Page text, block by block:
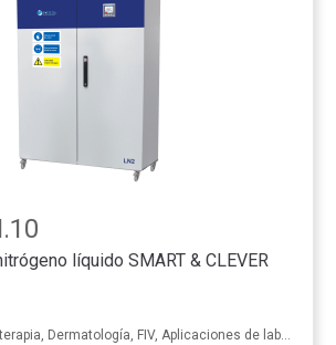
líquido SMART & CLEVER
FIV, Aplicaciones de laboratorio, Tratamiento de metales